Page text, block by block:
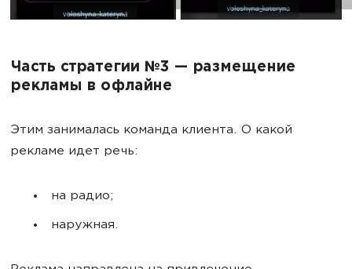
Часть стратегии №3 — размещение
рекламы в офлайне
Этим занималась команда клиента. О какой
рекламе идет речь:
на радио;
наружная.